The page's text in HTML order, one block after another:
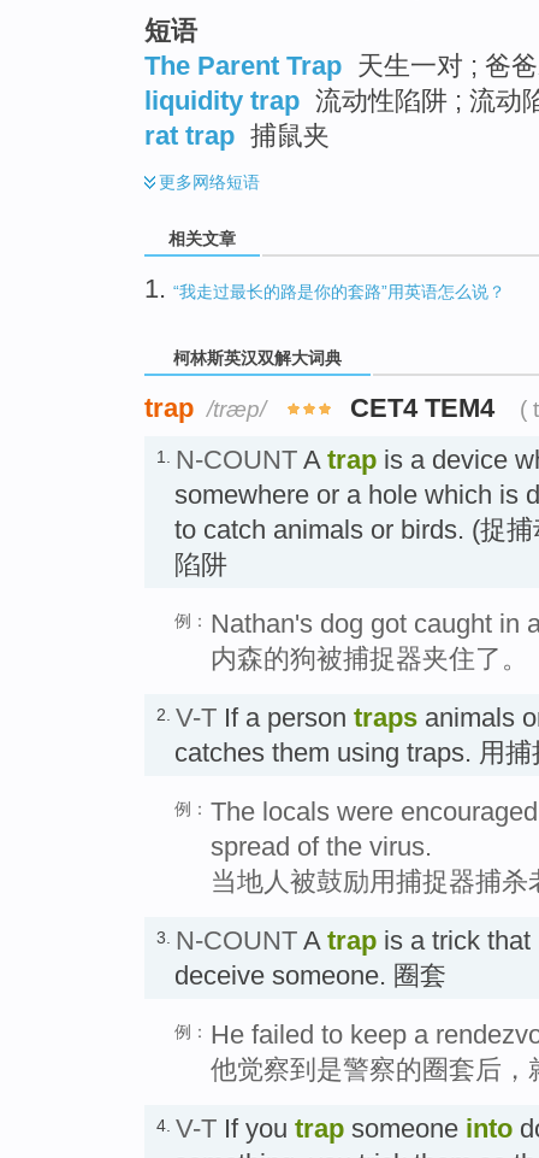
短语
The Parent Trap 天生一对 ; 爸
liquidity trap 流动性陷阱 ; 流动
rat trap 捕鼠夹
更多网络短语
相关文章
1. “我走过最长的路是你的套路”用英语怎么说？
柯林斯英汉双解大词典
trap /træp/ CET4 TEM4 (
1. N-COUNT A trap is a device
somewhere or a hole which is
to catch animals or birds. (捉
陷阱
例： Nathan's dog got caught in
内森的狗被捕捉器夹住了。
2. V-T If a person traps animals
catches them using traps. 用
例： The locals were
spread of the virus.
当地人被鼓励用捕捉器捕
3. N-COUNT A trap is a trick
deceive someone. 圈套
例： He failed to keep a
他觉察到是警察的圈套后，
4. V-T If you trap someone into